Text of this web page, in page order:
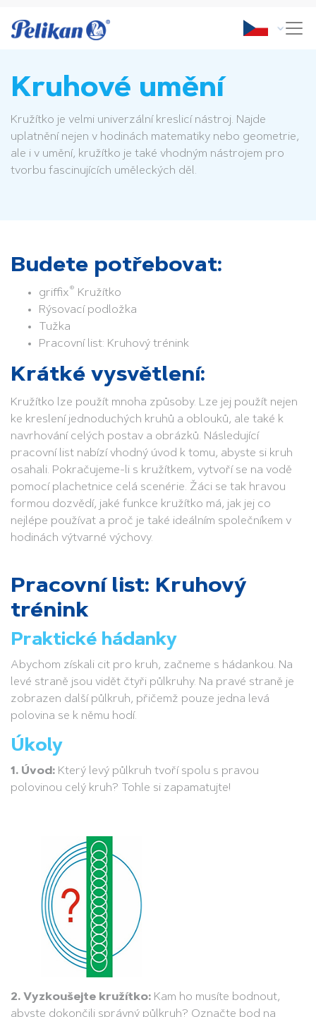
Kruhové umění
Kružítko je velmi univerzální kreslicí nástroj. Najde
uplatnění nejen v hodinách matematiky nebo geometrie,
ale i v umění, kružítko je také vhodným nástrojem pro
tvorbu fascinujících uměleckých děl.
Budete potřebovat:
griffix® Kružítko
Rýsovací podložka
Tužka
Pracovní list: Kruhový trénink
Krátké vysvětlení:
Kružítko lze použít mnoha způsoby. Lze jej použít nejen
ke kreslení jednoduchých kruhů a oblouků, ale také k
navrhování celých postav a obrázků. Následující
pracovní list nabízí vhodný úvod k tomu, abyste si kruh
osahali. Pokračujeme-li s kružítkem, vytvoří se na vodě
pomocí plachetnice celá scenérie. Žáci se tak hravou
formou dozvědí, jaké funkce kružítko má, jak jej co
nejlépe používat a proč je také ideálním společníkem v
hodinách výtvarné výchovy.
Pracovní list: Kruhový
trénink
Praktické hádanky
Abychom získali cit pro kruh, začneme s hádankou. Na
levé straně jsou vidět čtyři půlkruhy. Na pravé straně je
zobrazen další půlkruh, přičemž pouze jedna levá
polovina se k němu hodí.
Úkoly
1. Úvod: Který levý půlkruh tvoří spolu s pravou
polovinou celý kruh? Tohle si zapamatujte!
2. Vyzkoušejte kružítko: Kam ho musíte bodnout,
abyste dokončili správný půlkruh? Označte bod na